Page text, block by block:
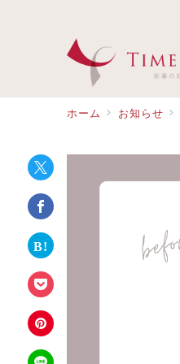
ホーム お知らせ